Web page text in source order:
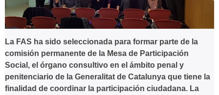
La FAS ha sido seleccionada para formar parte de la
comisión permanente de la Mesa de Participación
Social, el órgano consultivo en el ámbito penal y
penitenciario de la Generalitat de Catalunya que tiene la
finalidad de coordinar la participación ciudadana. La